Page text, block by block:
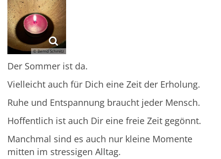
© Bernd Schmitz
Der Sommer ist da.
Vielleicht auch für Dich eine Zeit der Erholung.
Ruhe und Entspannung braucht jeder Mensch.
Hoffentlich ist auch Dir eine freie Zeit gegönnt.
Manchmal sind es auch nur kleine Momente
mitten im stressigen Alltag.